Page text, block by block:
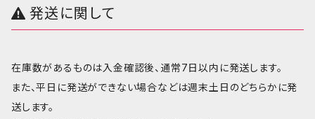
発送に関して
在庫数があるものは入金確認後、通常7日以内に発送します。
また、平日に発送ができない場合などは週末土日のどちらかに発
送します。